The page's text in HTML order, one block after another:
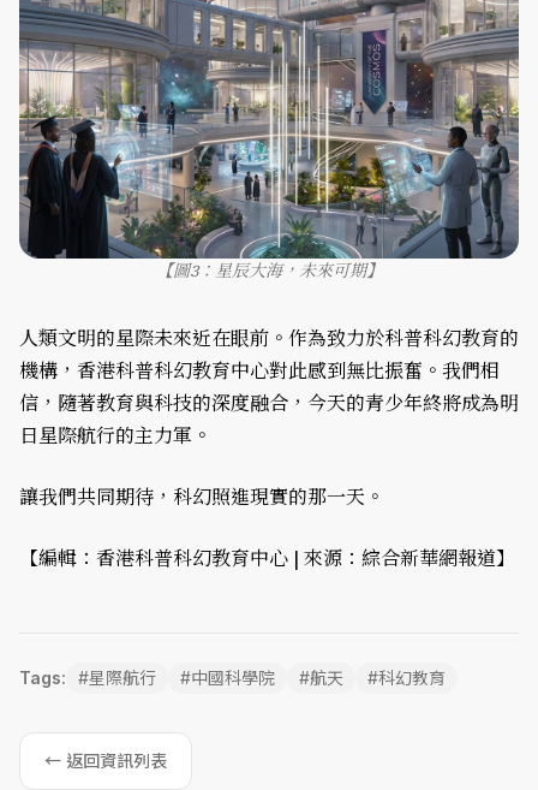
【圖3：星辰大海，未來可期】
人類文明的星際未來近在眼前。作為致力於科普科幻教育的
機構，香港科普科幻教育中心對此感到無比振奮。我們相
信，隨著教育與科技的深度融合，今天的青少年終將成為明
日星際航行的主力軍。
讓我們共同期待，科幻照進現實的那一天。
【編輯：香港科普科幻教育中心 | 來源：綜合新華網報道】
Tags: #星際航行 #中國科學院 #航天 #科幻教育
← 返回資訊列表